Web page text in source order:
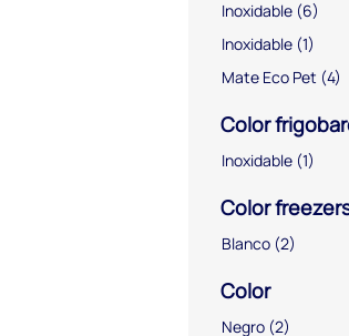
Inoxidable (6)
Inoxidable (1)
Mate Eco Pet (4)
Color
Inoxidable (1)
Color
Blanco (2)
Color
Negro (2)